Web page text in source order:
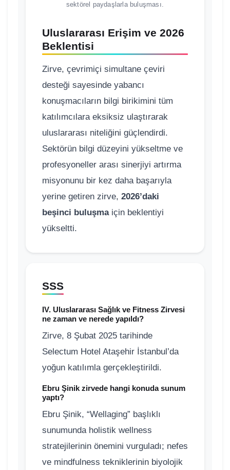
sektörel paydaşlarla buluşması.
Uluslararası Erişim ve 2026
Beklentisi
Zirve, çevrimiçi simultane çeviri
desteği sayesinde yabancı
konuşmacıların bilgi birikimini tüm
katılımcılara eksiksiz ulaştırarak
uluslararası niteliğini güçlendirdi.
Sektörün bilgi düzeyini yükseltme ve
profesyoneller arası sinerjiyi artırma
misyonunu bir kez daha başarıyla
yerine getiren zirve, 2026’daki
beşinci buluşmaiçin beklentiyi
yükseltti.
SSS
IV. Uluslararası Sağlık ve Fitness Zirvesi
ne zaman ve nerede yapıldı?
Zirve, 8 Şubat 2025 tarihinde
Selectum Hotel Ataşehir İstanbul’da
yoğun katılımla gerçekleştirildi.
Ebru Şinik zirvede hangi konuda sunum
yaptı?
Ebru Şinik, “Wellaging” başlıklı
sunumunda holistik wellness
stratejilerinin önemini vurguladı; nefes
ve mindfulness tekniklerinin biyolojik